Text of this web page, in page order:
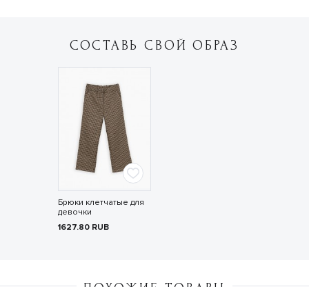
СОСТАВЬ СВОЙ ОБРАЗ
Брюки клетчатые для
девочки
1627.80 RUB